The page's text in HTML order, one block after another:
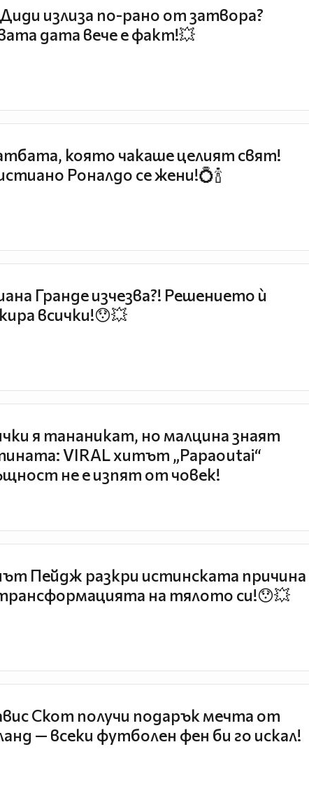
излиза по-рано от затвора?
дата вече е факт!💥
която чакаше целият свят!
Роналдо се жени!💍🍾
Гранде изчезва?! Решението ѝ
всички!😯💥
я тананикат, но малцина знаят
VIRAL хитът „Papaoutai“
не е изпят от човек!
Пейдж разкри истинската причина
на тялото си!😯💥
Скот получи подарък мечта от
— всеки футболен фен би го искал!